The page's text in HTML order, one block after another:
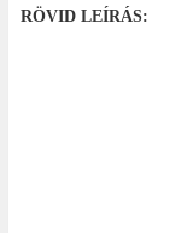
RÖVID LEÍRÁS: